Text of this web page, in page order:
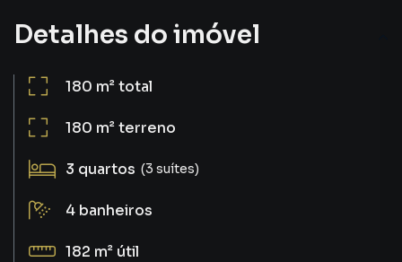
Detalhes do imóvel
180 m²total
180 m²terreno
3 quartos (3 suítes)
4 banheiros
182 m² útil